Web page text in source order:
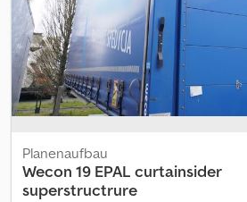
Planenaufbau
Wecon 19 EPAL curtainsider
superstructrure